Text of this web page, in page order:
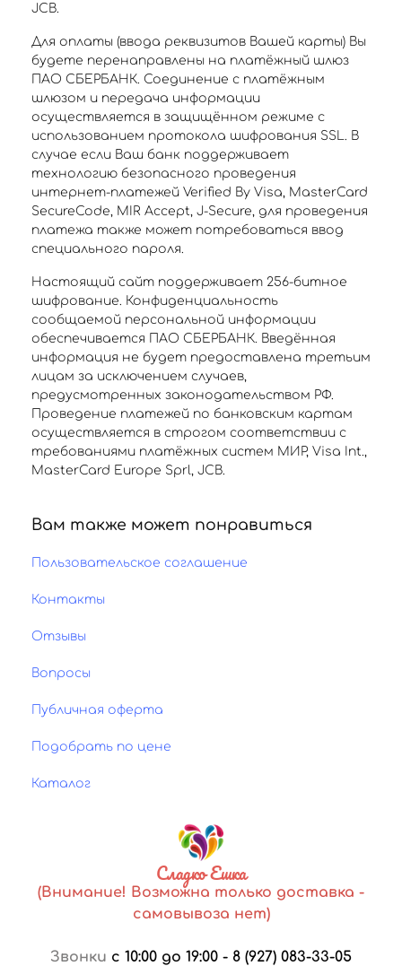
JCB.
Для оплаты (ввода реквизитов Вашей карты) Вы
будете перенаправлены на платёжный шлюз
ПАО СБЕРБАНК. Соединение с платёжным
шлюзом и передача информации
осуществляется в защищённом режиме с
использованием протокола шифрования SSL. В
случае если Ваш банк поддерживает
технологию безопасного проведения
интернет-платежей Verified By Visa, MasterCard
SecureCode, MIR Accept, J-Secure, для проведения
платежа также может потребоваться ввод
специального пароля.
Настоящий сайт поддерживает 256-битное
шифрование. Конфиденциальность
сообщаемой персональной информации
обеспечивается ПАО СБЕРБАНК. Введённая
информация не будет предоставлена третьим
лицам за исключением случаев,
предусмотренных законодательством РФ.
Проведение платежей по банковским картам
осуществляется в строгом соответствии с
требованиями платёжных систем МИР, Visa Int.,
MasterCard Europe Sprl, JCB.
Вам также может понравиться
Пользовательское соглашение
Контакты
Отзывы
Вопросы
Публичная оферта
Подобрать по цене
Каталог
Сладко Ешка
(Внимание! Возможна только доставка -
самовывоза нет)
Звонки с 10:00 до 19:00 - 8 (927) 083-33-05